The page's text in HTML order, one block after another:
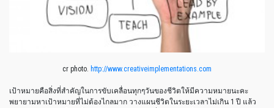
cr photo. http://www.creativeimplementations.com
เป้าหมายคือสิ่งที่สำคัญในการขับเคลื่อนทุกๆวันของชีวิตให้มีความหมายนะคะ
พยายามหาเป้าหมายที่ไม่ต้องไกลมาก วางแผนชีวิตในระยะเวลาไม่เกิน 1 ปี แล้ว